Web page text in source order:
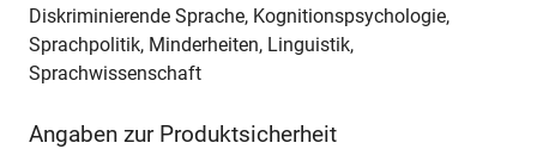
Diskriminierende Sprache, Kognitionspsychologie,
Sprachpolitik, Minderheiten, Linguistik,
Sprachwissenschaft
Angaben zur Produktsicherheit